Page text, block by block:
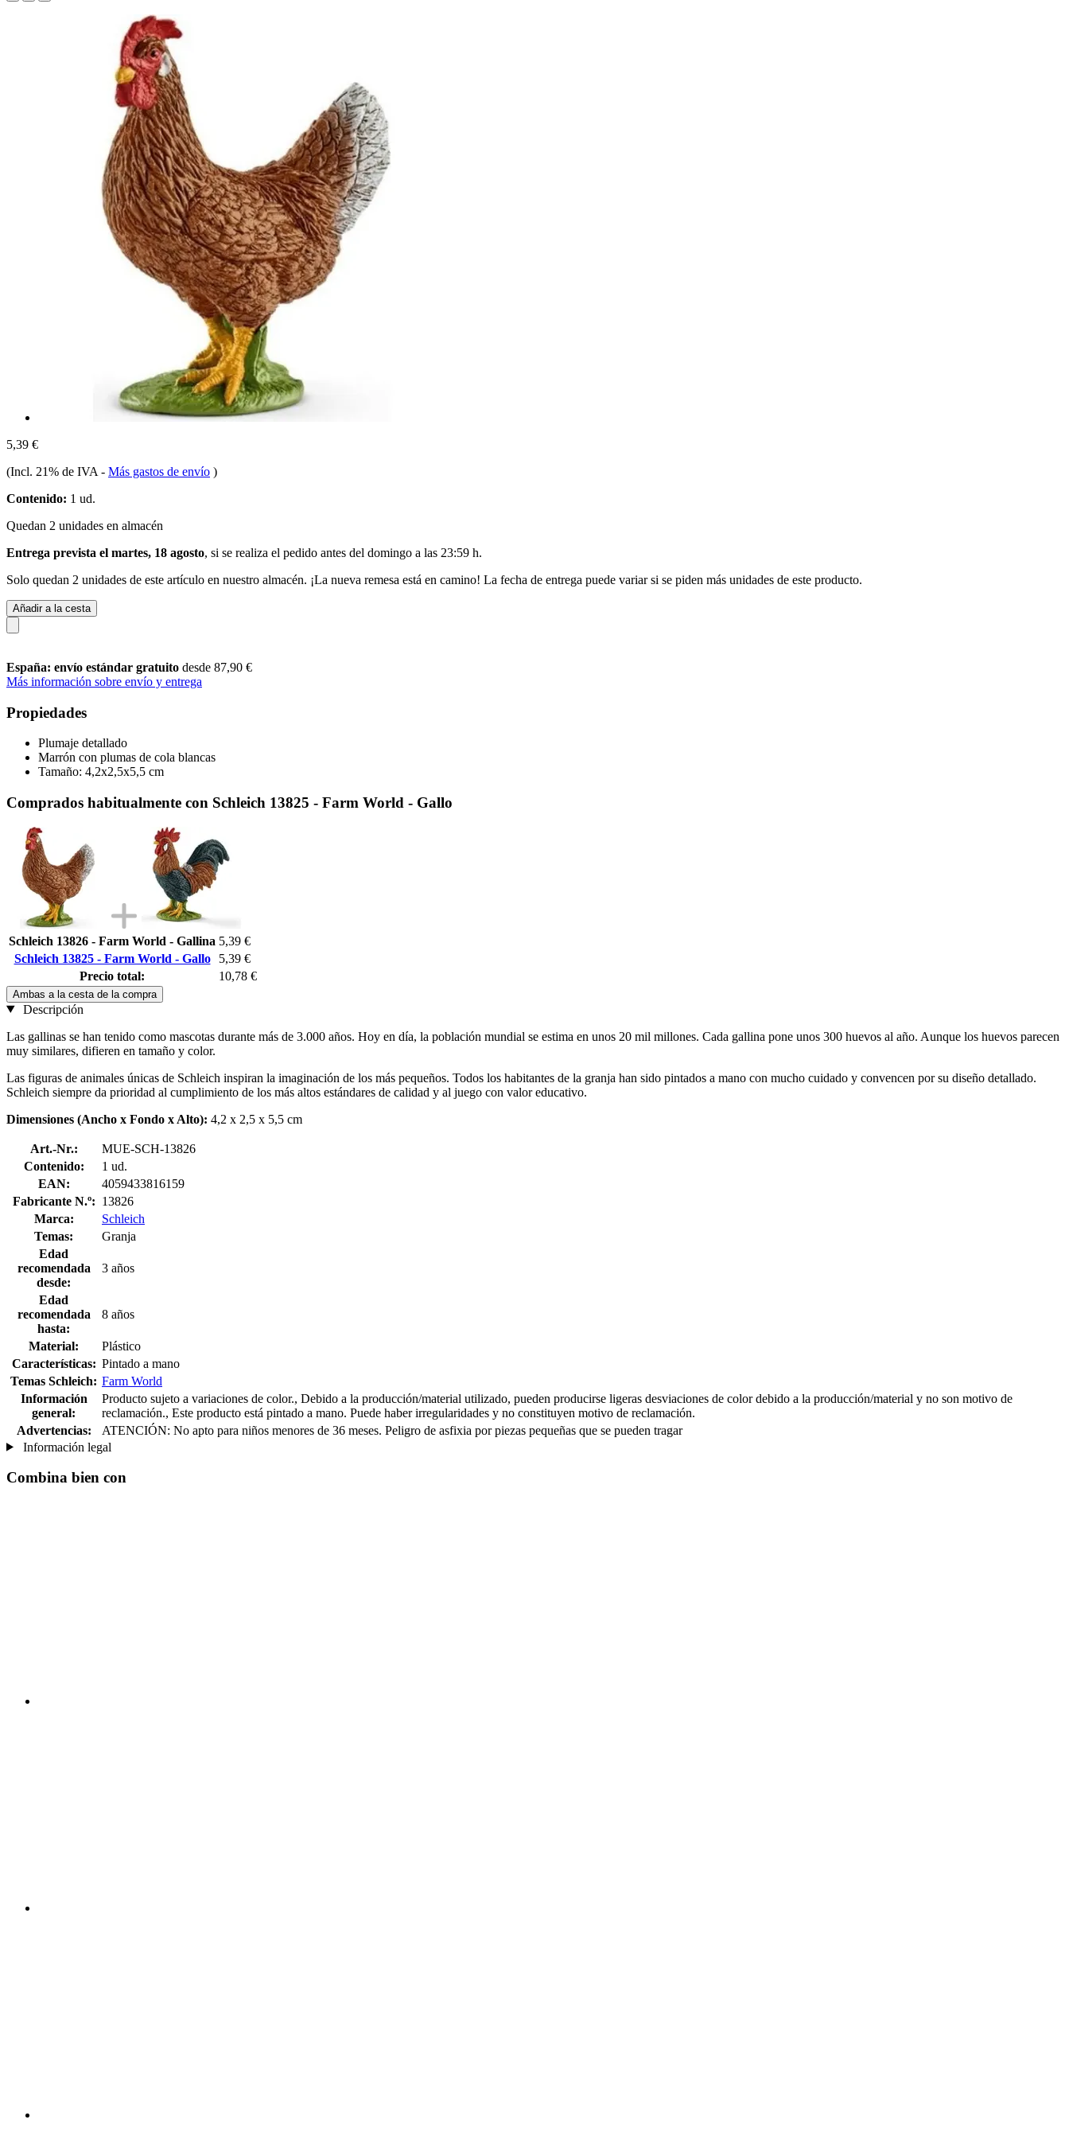
5,39 €
(Incl. 21% de IVA - Más gastos de envío )
Contenido: 1 ud.
Quedan 2 unidades en almacén
Entrega prevista el martes, 18 agosto, si se realiza el pedido antes del domingo a las 23:59 h.
Solo quedan 2 unidades de este artículo en nuestro almacén. ¡La nueva remesa está en camino! La fecha de entrega puede variar si se piden más unidades de este producto.
Añadir a la cesta
España: envío estándar gratuito desde 87,90 €
Más información sobre envío y entrega
Propiedades
Plumaje detallado
Marrón con plumas de cola blancas
Tamaño: 4,2x2,5x5,5 cm
Comprados habitualmente con Schleich 13825 - Farm World - Gallo
Schleich 13826 - Farm World - Gallina 5,39 €
Schleich 13825 - Farm World - Gallo
5,39 €
Precio total:
10,78 €
Ambas a la cesta de la compra
Descripción
Las gallinas se han tenido como mascotas durante más de 3.000 años. Hoy en día, la población mundial se estima en unos 20 mil millones. Cada gallina pone unos 300 huevos al año. Aunque los huevos parecen
muy similares, difieren en tamaño y color.
Las figuras de animales únicas de Schleich inspiran la imaginación de los más pequeños. Todos los habitantes de la granja han sido pintados a mano con mucho cuidado y convencen por su diseño detallado.
Schleich siempre da prioridad al cumplimiento de los más altos estándares de calidad y al juego con valor educativo.
Dimensiones (Ancho x Fondo x Alto): 4,2 x 2,5 x 5,5 cm
Art.-Nr.:
MUE-SCH-13826
Contenido:
1 ud.
EAN:
4059433816159
Fabricante N.º: 13826
Marca:
Schleich
Temas:
Granja
Edad
recomendada
desde:
3 años
Edad
recomendada
hasta:
8 años
Material:
Plástico
Características: Pintado a mano
Temas Schleich: Farm World
Información
general:
Producto sujeto a variaciones de color., Debido a la producción/material utilizado, pueden producirse ligeras desviaciones de color debido a la producción/material y no son motivo de
reclamación., Este producto está pintado a mano. Puede haber irregularidades y no constituyen motivo de reclamación.
Advertencias:
ATENCIÓN: No apto para niños menores de 36 meses. Peligro de asfixia por piezas pequeñas que se pueden tragar
Información legal
Combina bien con